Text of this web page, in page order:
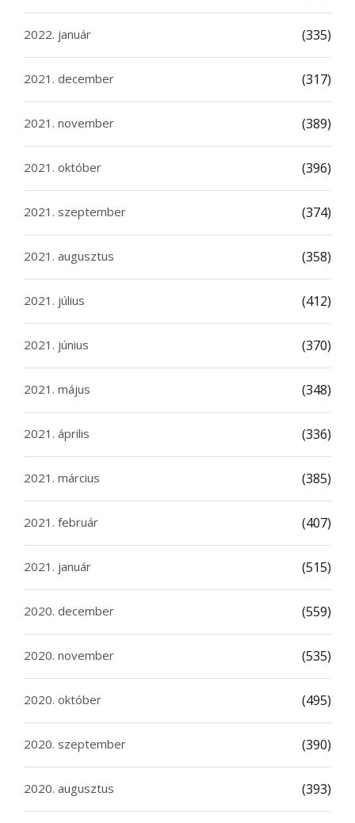
2022. január (335)
2021. december (317)
2021. november (389)
2021. október (396)
2021. szeptember (374)
2021. augusztus (358)
2021. július (412)
2021. június (370)
2021. május (348)
2021. április (336)
2021. március (385)
2021. február (407)
2021. január (515)
2020. december (559)
2020. november (535)
2020. október (495)
2020. szeptember (390)
2020. augusztus (393)